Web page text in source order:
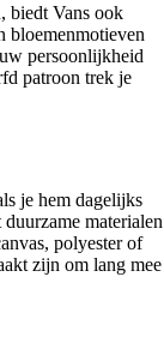
biedt Vans ook
bloemenmotieven
persoonlijkheid
patroon trek je
je hem dagelijks
materialen
polyester of
zijn om lang mee